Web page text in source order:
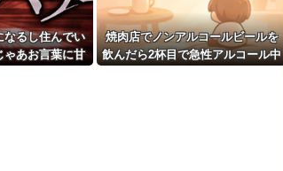
なるし住んでい
ゃあお言葉に甘
焼肉店でノンアルコールビールを
飲んだら2杯目で急性アルコール中